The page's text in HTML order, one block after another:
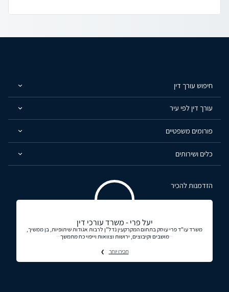
חיפוש עורך דין
עורך דין לפי עיר
פורומים משפטיים
כלים ושירותים
הזדמנות להכיר
יעל פרי - משרד עורכי דין
משרד עו"ד פרי עוסק בתחום המקרקעין נדל"ן לרבות אגודות שיתופיות, בן ממשיך,
מושבים וקיבוצים, ירושות וצוואות וייפוי כח מתמשך
תכירו יותר